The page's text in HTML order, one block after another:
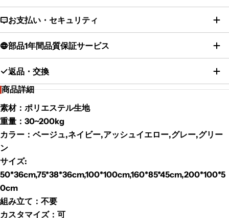
お支払い・セキュリティ
部品1年間品質保証サービス
返品・交換
商品詳細
素材：ポリエステル生地
重量：30~200kg
カラー：ベージュ,ネイビー,アッシュイエロー,グレー,グリー
ン
サイズ:
50*36cm,75*38*36cm,100*100cm,160*85*45cm,200*100*5
0cm
組み立て：不要
カスタマイズ：可